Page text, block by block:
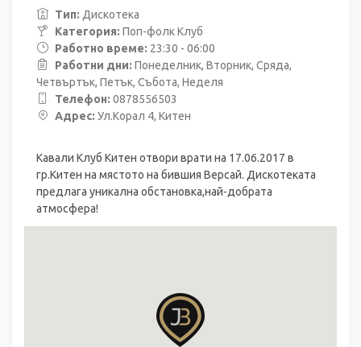
Тип: Дискотека
Категория: Поп-фолк Клуб
Работно време: 23:30 - 06:00
Работни дни: Понеделник, Вторник, Сряда,
Четвъртък, Петък, Събота, Неделя
Телефон: 0878556503
Адрес: Ул.Корал 4, Китен
Кавали Клуб Китен отвори врати на 17.06.2017 в
гр.Китен на мястото на бившия Версай. Дискотеката
предлага уникална обстановка,най-добрата
атмосфера!